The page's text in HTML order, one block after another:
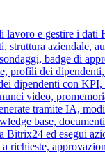
lavoro e gestire i dati
struttura aziendale,
badge di
profili dei
dipendenti con
video,
tramite IA,
base,
Bitrix24 ed esegui
richieste,